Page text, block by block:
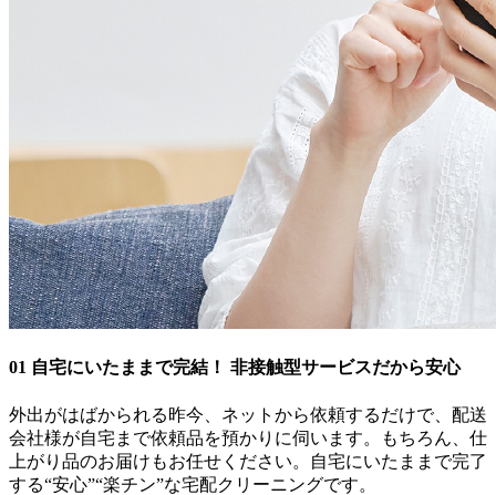
01 自宅にいたままで完結！ 非接触型サービスだから安心
外出がはばかられる昨今、ネットから依頼するだけで、配送
会社様が自宅まで依頼品を預かりに伺います。もちろん、仕
上がり品のお届けもお任せください。自宅にいたままで完了
する“安心”“楽チン”な宅配クリーニングです。